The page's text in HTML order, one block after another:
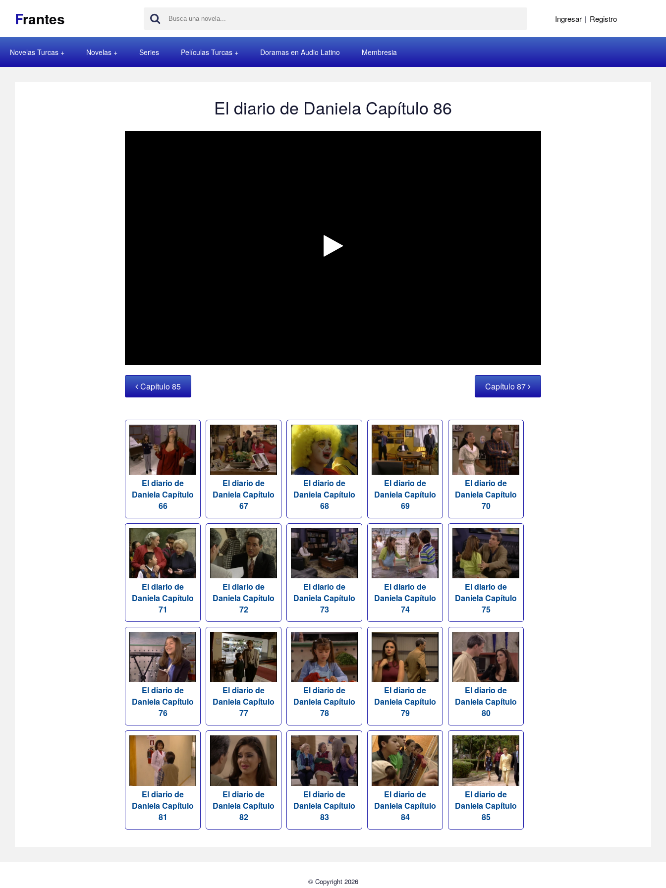
Frantes Ingresar | Registro
Novelas Turcas Novelas Series Películas Turcas Doramas en Audio Latino Membresia
El diario de Daniela Capítulo 86
Capítulo 85 Capítulo 87
El diario de
Daniela Capítulo
66
El diario de
Daniela Capítulo
67
El diario de
Daniela Capítulo
68
El diario de
Daniela Capítulo
69
El diario de
Daniela Capítulo
70
El diario de
Daniela Capítulo
71
El diario de
Daniela Capítulo
72
El diario de
Daniela Capítulo
73
El diario de
Daniela Capítulo
74
El diario de
Daniela Capítulo
75
El diario de
Daniela Capítulo
76
El diario de
Daniela Capítulo
77
El diario de
Daniela Capítulo
78
El diario de
Daniela Capítulo
79
El diario de
Daniela Capítulo
80
El diario de
Daniela Capítulo
81
El diario de
Daniela Capítulo
82
El diario de
Daniela Capítulo
83
El diario de
Daniela Capítulo
84
El diario de
Daniela Capítulo
85
© Copyright 2026